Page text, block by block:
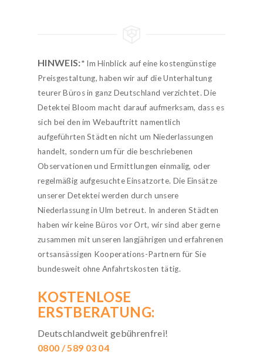
HINWEIS:* Im Hinblick auf eine kostengünstige
Preisgestaltung, haben wir auf die Unterhaltung
teurer Büros in ganz Deutschland verzichtet. Die
Detektei Bloom macht darauf aufmerksam, dass es
sich bei den im Webauftritt namentlich
aufgeführten Städten nicht um Niederlassungen
handelt, sondern um für die beschriebenen
Observationen und Ermittlungen einmalig, oder
regelmäßig aufgesuchte Einsatzorte. Die Einsätze
unserer Detektei werden durch unsere
Niederlassung in Ulm betreut. In anderen Städten
haben wir keine Büros vor Ort, wir sind aber gerne
zusammen mit unseren langjährigen und erfahrenen
ortsansässigen Kooperations-Partnern für Sie
bundesweit ohne Anfahrtskosten tätig.
KOSTENLOSE
ERSTBERATUNG:
Deutschlandweit gebührenfrei!
0800 / 589 03 04